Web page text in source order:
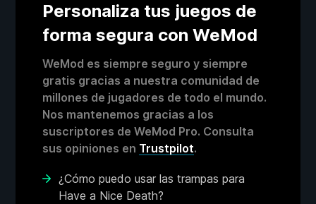
Personaliza tus juegos de
forma segura con WeMod
WeMod es siempre seguro y siempre
gratis gracias a nuestra comunidad de
millones de jugadores de todo el mundo.
Nos mantenemos gracias a los
suscriptores de WeMod Pro. Consulta
sus opiniones en Trustpilot.
¿Cómo puedo usar las trampas para
Have a Nice Death?